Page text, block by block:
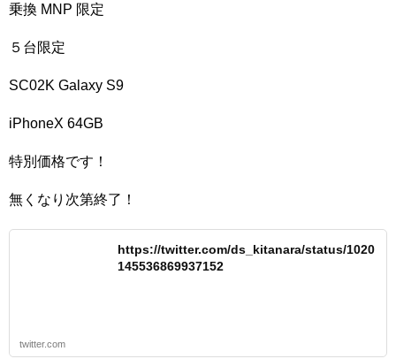
乗換 MNP 限定
５台限定
SC02K Galaxy S9
iPhoneX 64GB
特別価格です！
無くなり次第終了！
https://twitter.com/ds_kitanara/status/1020
145536869937152
twitter.com